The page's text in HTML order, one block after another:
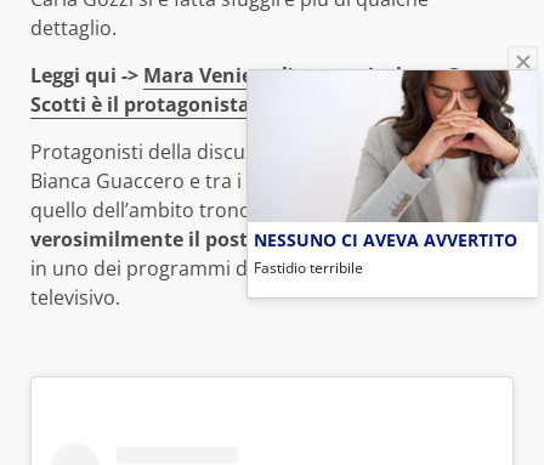
dettaglio.
Leggi qui -> Mara Venier e l’amore rivelato: Gerry
Scotti è il protagonista
Protagonisti della discussione erano proprio Carla e
Bianca Guaccero e tra i temi caldi ovviamente c’era
quello dell’ambito trono della Venier.Il suo è
verosimilmente il posto più ambito al momento,
in uno dei programmi di punta di questo ente
televisivo.
NESSUNO CI AVEVA AVVERTITO
Fastidio terribile